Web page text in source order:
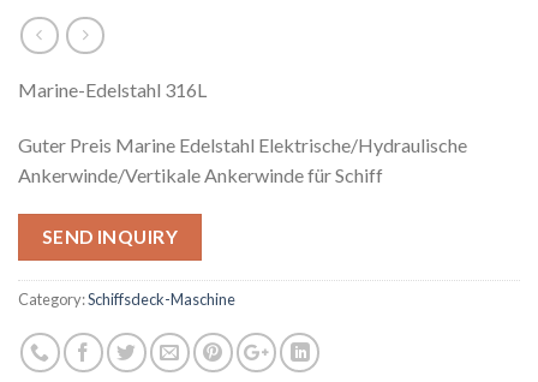
Marine-Edelstahl 316L
Guter Preis Marine Edelstahl Elektrische/Hydraulische
Ankerwinde/Vertikale Ankerwinde für Schiff
SEND INQUIRY
Category:Schiffsdeck-Maschine